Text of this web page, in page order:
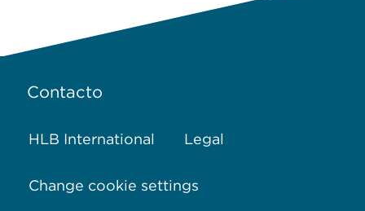
Contacto
HLB International Legal
Change cookie settings